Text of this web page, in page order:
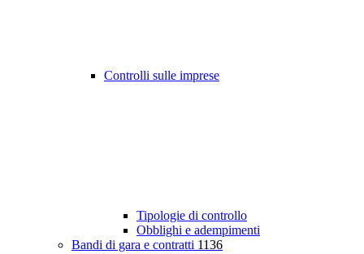
Controlli sulle imprese
Tipologie di controllo
Obblighi e adempimenti
Bandi di gara e contratti 1136